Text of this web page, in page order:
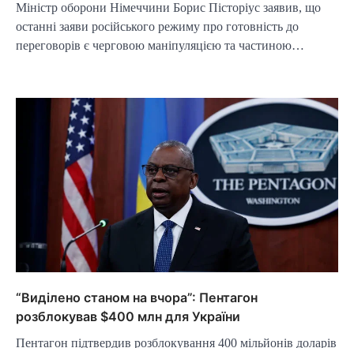
Міністр оборони Німеччини Борис Пісторіус заявив, що
останні заяви російського режиму про готовність до
переговорів є черговою маніпуляцією та частиною…
“Виділено станом на вчора”: Пентагон
розблокував $400 млн для України
Пентагон підтвердив розблокування 400 мільйонів доларів